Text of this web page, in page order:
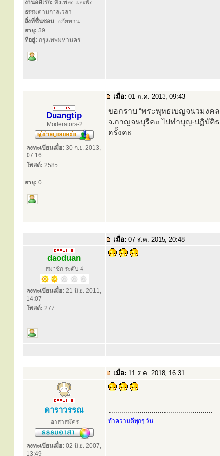
งานอดิเรก: ฟังเพลง และฟัง
ธรรมตามกาลเวลา
สิ่งที่ชื่นชอบ: อภัยทาน
อายุ: 39
ที่อยู่: กรุงเทพมหานคร
เมื่อ: 01 ต.ค. 2013, 09:43
Duangtip
Moderators-2
ลงทะเบียนเมื่อ: 30 ก.ย. 2013,
07:16
โพสต์: 2585
อายุ: 0
ขอกราบ “พระพุทธเบญจนวมงค
จ.กาญจนบุรีคะ ไปทำบุญ-ปฏิบัติ
ครั้งคะ
เมื่อ: 07 ส.ค. 2015, 20:48
daoduan
สมาชิก ระดับ 4
ลงทะเบียนเมื่อ: 21 มิ.ย. 2011,
14:07
โพสต์: 277
เมื่อ: 11 ส.ค. 2018, 16:31
ดาราวรรณ
อาสาสมัคร
ลงทะเบียนเมื่อ: 02 มิ.ย. 2007,
13:49
.....................................................
ทำความดีทุกๆ วัน